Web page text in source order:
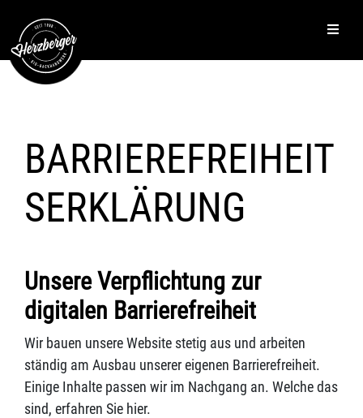
BARRIEREFREIHEIT
SERKLÄRUNG
Unsere Verpflichtung zur
digitalen Barrierefreiheit
Wir bauen unsere Website stetig aus und arbeiten
ständig am Ausbau unserer eigenen Barrierefreiheit.
Einige Inhalte passen wir im Nachgang an. Welche das
sind, erfahren Sie hier.